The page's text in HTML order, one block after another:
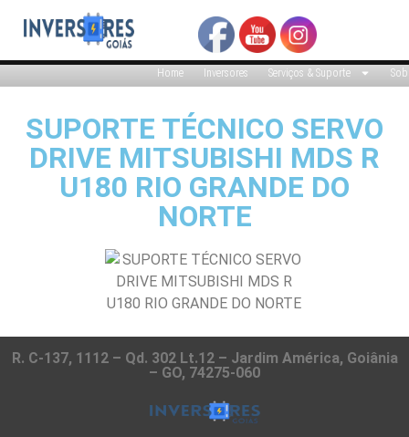
Home Inversores Serviços & Suporte
SUPORTE TÉCNICO SERVO
DRIVE MITSUBISHI MDS R
U180 RIO GRANDE DO
NORTE
R. C-137, 1112 – Qd. 302 Lt.12 – Jardim América, Goiânia
– GO, 74275-060